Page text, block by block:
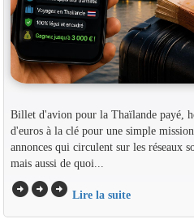
Billet d'avion pour la Thaïlande payé,
d'euros à la clé pour une simple
annonces qui circulent sur les réseaux
mais aussi de quoi...
arrow_circle_rightarrow_circle_rightarrow_circle_right Lire la suite